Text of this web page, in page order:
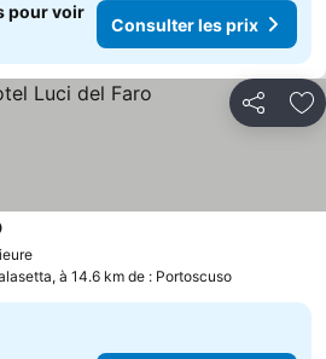
pour voir
Consulter les prix
Partager
Consulter les prix
à 14.6 km de : Portoscuso